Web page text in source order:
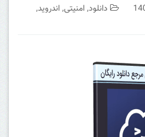
دانلود,امنیتی,اندروید,